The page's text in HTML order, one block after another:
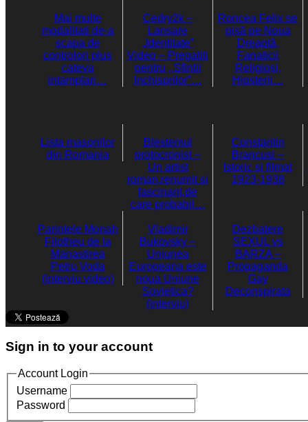
Mai multe
modalitati de-a
scapa de
controlori plus
cateva
intamplari…
Cedry2k –
Lansare
„Identitate”
Video – Pregatiti
pentru ,,Sfintii
Inchisorilor”…
Roncea Felix se
pișă pe Noua
Dreaptă,
Fanaticii
Religioși,
Hipsterii…
Lista masonilor
din Romania
Blestemul
protocronist –
Un artist
roman,renumit si
fascinant,de
care probabil…
Constantin
Brancusi –
Istoric si filmat
1923-1938
Parintele Monah
Filotheu de la
Manastirea
Petru Voda
(interviu video)
Vladimir
Bukovsky –
Uniunea
Europeana este
noua Uniune
Sovietica?
(interviu)
Dezbatere
SEXUL vs
BARZA –
Propaganda
Gay
Deconspirata
Sign in to your account
Account Login
Username
Password